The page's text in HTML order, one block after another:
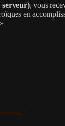
serveur), vous
en